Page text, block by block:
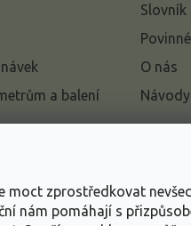
zprostředkovat
nám pomáhají s
a balení
osobních
Slovník
O nás